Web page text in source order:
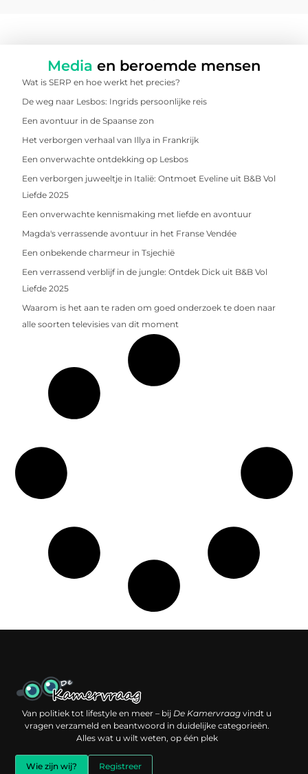
Media en beroemde mensen
Wat is SERP en hoe werkt het precies?
De weg naar Lesbos: Ingrids persoonlijke reis
Een avontuur in de Spaanse zon
Het verborgen verhaal van Illya in Frankrijk
Een onverwachte ontdekking op Lesbos
Een verborgen juweeltje in Italië: Ontmoet Eveline uit B&B Vol
Liefde 2025
Een onverwachte kennismaking met liefde en avontuur
Magda's verrassende avontuur in het Franse Vendée
Een onbekende charmeur in Tsjechië
Een verrassend verblijf in de jungle: Ontdek Dick uit B&B Vol
Liefde 2025
Waarom is het aan te raden om goed onderzoek te doen naar
alle soorten televisies van dit moment
Van politiek tot lifestyle en meer – bijDe Kamervraag vindt u
vragen verzameld en beantwoord in duidelijke categorieën.
Alles wat u wilt weten, op één plek
Wie zijn wij? Registreer